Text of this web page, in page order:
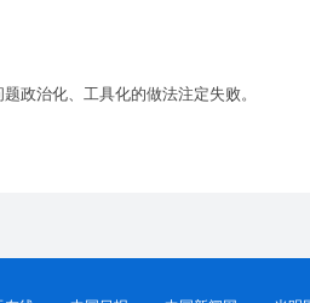
治化、工具化的做法注定失败。